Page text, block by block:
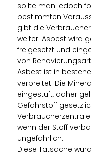
sollte man jedoch
bestimmten
gibt die
weiter: Asbest wird
freigesetzt und
von
Asbest ist in
verbreitet. Die
eingestuft, daher
Gefahrstoff
wenn der Stoff
ungefährlich.
Diese Tatsache